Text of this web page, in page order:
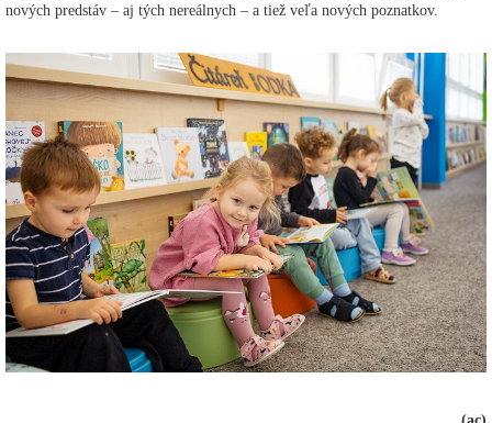
nových predstáv – aj tých nereálnych – a tiež veľa nových poznatkov.